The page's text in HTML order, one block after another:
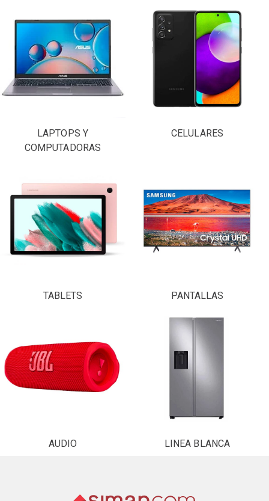
LAPTOPS Y
COMPUTADORAS
CELULARES
TABLETS PANTALLAS
AUDIO LINEA BLANCA